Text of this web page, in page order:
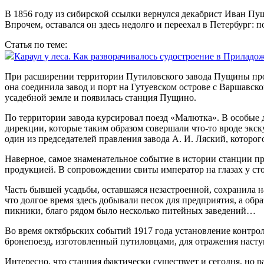
В 1856 году из сибирской ссылки вернулся декабрист Иван
Впрочем, оставался он здесь недолго и переехал в
Статья по теме:
Караул у леса. Как разворачивалось судостроение в
При расширении территории Путиловского завода Пущины
она соединила завод и порт на Гутуевском острове с
усадебной земле и появилась станция Пущино.
По территории завода курсировал поезд «Малютка». В
дирекции, которые таким образом совершали что‑то вроде
один из председателей правления завода А. И. Ляс­кий,
Наверное, самое знаменательное событие в истории станции
продукцией. В сопровождении свиты император на глазах у
Часть бывшей усадьбы, оставшаяся незастроенной,
что долгое время здесь добывали песок для предприятия, а
пикники, благо рядом было несколько питейных заведений…
Во время октябрьских событий 1917 года установление
бронепоезд, изготовленный путиловцами, для отражения
Интересно, что станция фактически существует и сегодня, но